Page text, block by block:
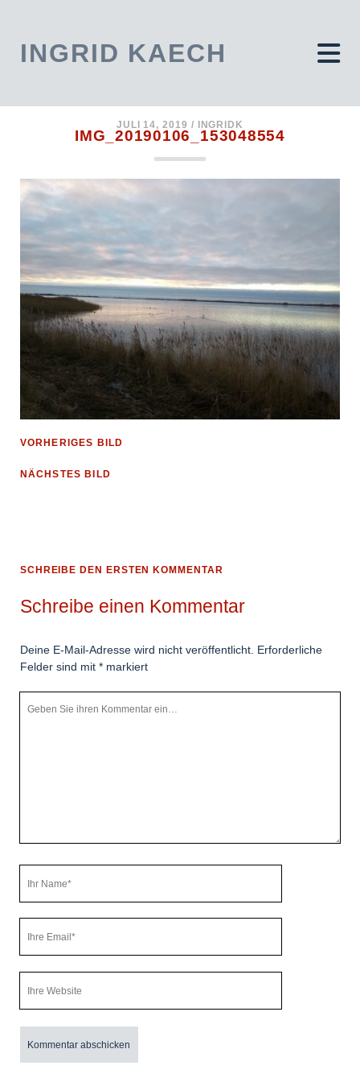
INGRID KAECH
JULI 14, 2019 / INGRIDK
IMG_20190106_153048554
VORHERIGES BILD
NÄCHSTES BILD
SCHREIBE DEN ERSTEN KOMMENTAR
Schreibe einen Kommentar
Deine E-Mail-Adresse wird nicht veröffentlicht. Erforderliche
Felder sind mit *markiert
Kommentar
Name
Email
URL